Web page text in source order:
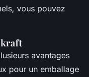
vous pouvez
kraft
avantages
pour un emballage